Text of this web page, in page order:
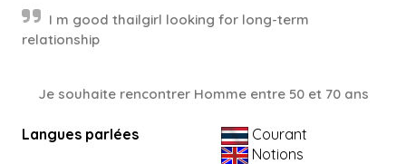
I m good thailgirl looking for long-term
relationship
Je souhaite rencontrer Homme entre 50 et 70 ans
Langues parlées
Courant
Notions